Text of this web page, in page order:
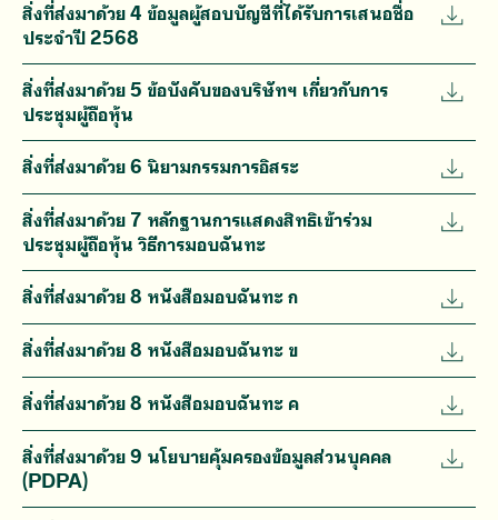
สิ่งที่ส่งมาด้วย 4 ข้อมูลผู้สอบบัญชีที่ได้รับการเสนอชื่อ
ประจำปี 2568
สิ่งที่ส่งมาด้วย 5 ข้อบังคับของบริษัทฯ เกี่ยวกับการ
ประชุมผู้ถือหุ้น
สิ่งที่ส่งมาด้วย 6 นิยามกรรมการอิสระ
สิ่งที่ส่งมาด้วย 7 หลักฐานการแสดงสิทธิเข้าร่วม
ประชุมผู้ถือหุ้น วิธีการมอบฉันทะ
สิ่งที่ส่งมาด้วย 8 หนังสือมอบฉันทะ ก
สิ่งที่ส่งมาด้วย 8 หนังสือมอบฉันทะ ข
สิ่งที่ส่งมาด้วย 8 หนังสือมอบฉันทะ ค
สิ่งที่ส่งมาด้วย 9 นโยบายคุ้มครองข้อมูลส่วนบุคคล
(PDPA)